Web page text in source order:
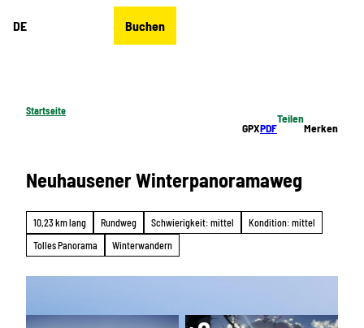
DE Buchen
Startseite
GPXPDF
Teilen
Merken
Neuhausener Winterpanoramaweg
10,23 km lang Rundweg Schwierigkeit: mittel
Kondition: mittel
Tolles Panorama
Winterwandern